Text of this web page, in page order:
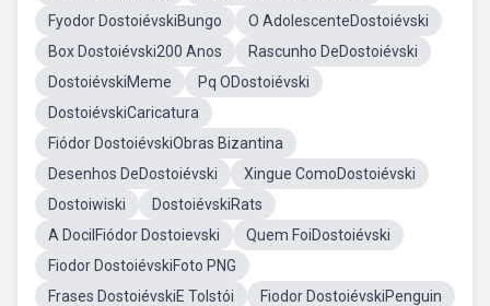
Fyodor DostoiévskiBungo
O AdolescenteDostoiévski
Box Dostoiévski200 Anos
Rascunho DeDostoiévski
DostoiévskiMeme
Pq ODostoiévski
DostoiévskiCaricatura
Fiódor DostoiévskiObras Bizantina
Desenhos DeDostoiévski
Xingue ComoDostoiévski
Dostoiwiski
DostoiévskiRats
A DocilFiódor Dostoievski
Quem FoiDostoiévski
Fiodor DostoiévskiFoto PNG
Frases DostoiévskiE Tolstói
Fiodor DostoiévskiPenguin